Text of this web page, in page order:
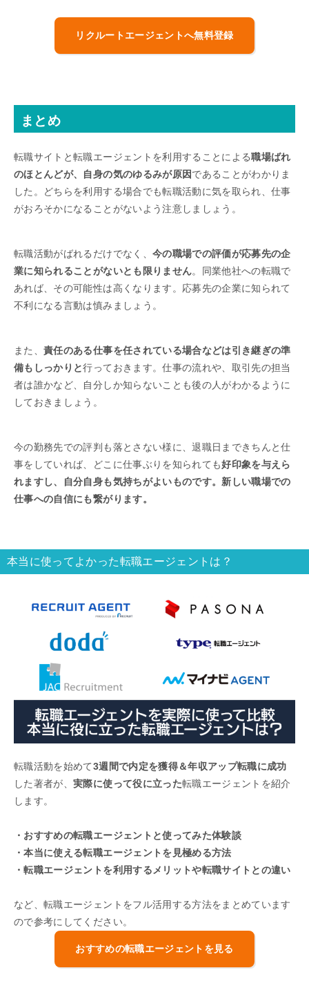
リクルートエージェントへ無料登録
まとめ
転職サイトと転職エージェントを利用することによる職場ばれ
のほとんどが、自身の気のゆるみが原因であることがわかりま
した。どちらを利用する場合でも転職活動に気を取られ、仕事
がおろそかになることがないよう注意しましょう。
転職活動がばれるだけでなく、 今の職場での評価が応募先の企
業に知られることがないとも限りません。同業他社への転職で
あれば、その可能性は高くなります。応募先の企業に知られて
不利になる言動は慎みましょう。
また、責任のある仕事を任されている場合などは引き継ぎの準
備もしっかりと行っておきます。仕事の流れや、取引先の担当
者は誰かなど、自分しか知らないことも後の人がわかるように
しておきましょう。
今の勤務先での評判も落とさない様に、退職日まできちんと仕
事をしていれば、どこに仕事ぶりを知られても好印象を与えら
れますし、自分自身も気持ちがよいものです。新しい職場での
仕事への自信にも繋がります。
本当に使ってよかった転職エージェントは？
転職活動を始めて3週間で内定を獲得＆年収アップ転職に成功
した著者が、実際に使って役に立った転職エージェントを紹介
します。
・おすすめの転職エージェントと使ってみた体験談
・本当に使える転職エージェントを見極める方法
・転職エージェントを利用するメリットや転職サイトとの違い
など、転職エージェントをフル活用する方法をまとめています
ので参考にしてください。
おすすめの転職エージェントを見る